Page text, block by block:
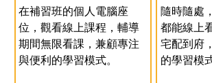
在補習班的個人電腦座
位，觀看線上課程，輔導
期間無限看課，兼顧專注
與便利的學習模式。
隨時隨處
都能線上
宅配到府
的學習模